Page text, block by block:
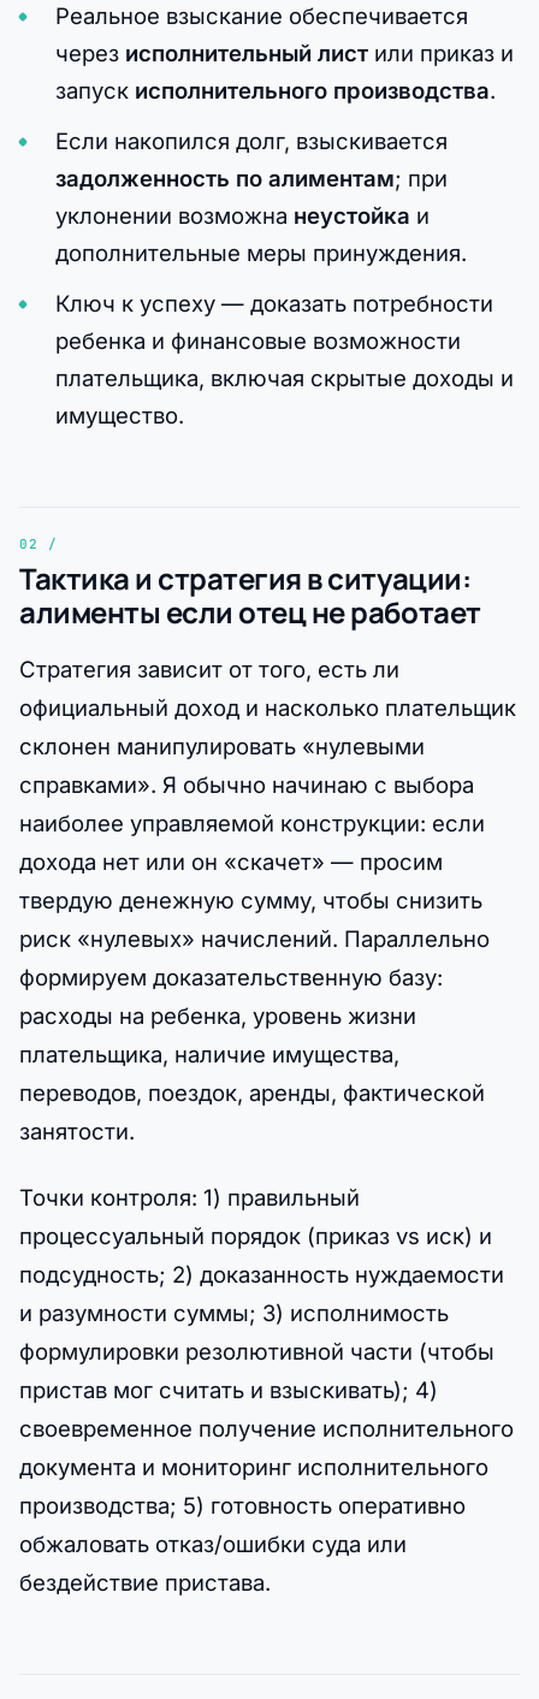
Реальное взыскание обеспечивается
через исполнительный листили приказ и
запуск исполнительного производства.
Если накопился долг, взыскивается
задолженность по алиментам; при
уклонении возможна неустойка и
дополнительные меры принуждения.
Ключ к успеху — доказать потребности
ребенка и финансовые возможности
плательщика, включая скрытые доходы и
имущество.
Тактика и стратегия в ситуации:
алименты если отец не работает
Стратегия зависит от того, есть ли
официальный доход и насколько плательщик
склонен манипулировать «нулевыми
справками». Я обычно начинаю с выбора
наиболее управляемой конструкции: если
дохода нет или он «скачет» — просим
твердую денежную сумму, чтобы снизить
риск «нулевых» начислений. Параллельно
формируем доказательственную базу:
расходы на ребенка, уровень жизни
плательщика, наличие имущества,
переводов, поездок, аренды, фактической
занятости.
Точки контроля: 1) правильный
процессуальный порядок (приказ vs иск) и
подсудность; 2) доказанность нуждаемости
и разумности суммы; 3) исполнимость
формулировки резолютивной части (чтобы
пристав мог считать и взыскивать); 4)
своевременное получение исполнительного
документа и мониторинг исполнительного
производства; 5) готовность оперативно
обжаловать отказ/ошибки суда или
бездействие пристава.